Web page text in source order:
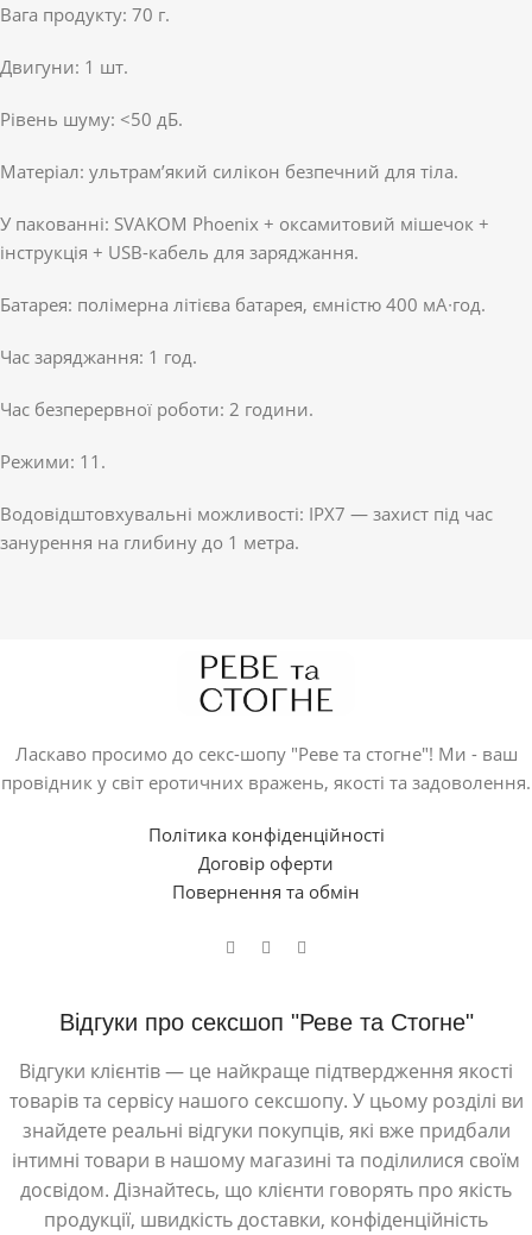
Вага продукту: 70 г.
Двигуни: 1 шт.
Рівень шуму: <50 дБ.
Матеріал: ультрам’який силікон безпечний для тіла.
У пакованні: SVAKOM Phoenix + оксамитовий мішечок +
інструкція + USB-кабель для заряджання.
Батарея: полімерна літієва батарея, ємністю 400 мА∙год.
Час заряджання: 1 год.
Час безперервної роботи: 2 години.
Режими: 11.
Водовідштовхувальні можливості: IPX7 — захист під час
занурення на глибину до 1 метра.
Ласкаво просимо до секс-шопу "Реве та стогне"! Ми - ваш
провідник у світ еротичних вражень, якості та задоволення.
Політика конфіденційності
Договір оферти
Повернення та обмін
Відгуки про сексшоп "Реве та Стогне"
Відгуки клієнтів — це найкраще підтвердження якості
товарів та сервісу нашого сексшопу. У цьому розділі ви
знайдете реальні відгуки покупців, які вже придбали
інтимні товари в нашому магазині та поділилися своїм
досвідом. Дізнайтесь, що клієнти говорять про якість
продукції, швидкість доставки, конфіденційність